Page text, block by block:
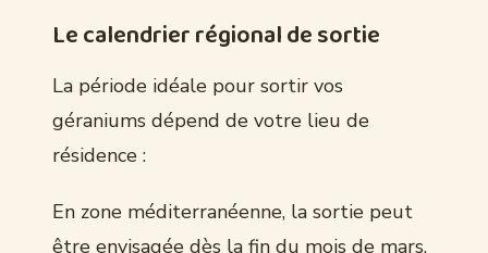
Le calendrier régional de sortie
La période idéale pour sortir vos
géraniums dépend de votre lieu de
résidence :
En zone méditerranéenne, la sortie peut
être envisagée dès la fin du mois de mars,